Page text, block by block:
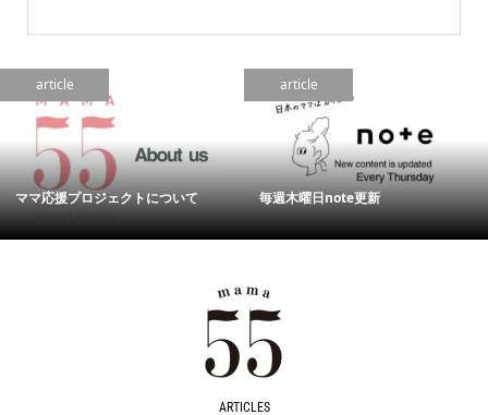
article
ママ応援プロジェクトについて
article
毎週木曜日note更新
ARTICLES